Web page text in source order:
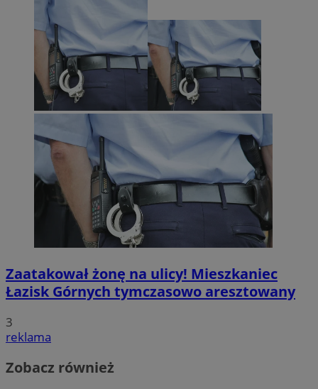
Zaatakował żonę na ulicy! Mieszkaniec
Łazisk Górnych tymczasowo aresztowany
3
reklama
Zobacz również